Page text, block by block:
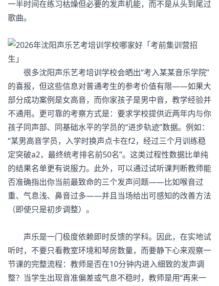
一半时间在练习枯燥但必要的发声机能，而不是从头到尾过
歌曲。
很多沈阳声乐艺考培训学校会晒出“考入某某音乐学院”
的喜报，但这些信息对普通考生的参考价值有限——如果大
部分成功案例是女高音，而你家孩子是男中音，教学经验并
不通用。更可靠的考察方式是：要求学校提供近两年内与你
孩子同声部、同基础水平的学员的“进步轨迹”数据。例如：
“某男高音学员，入学时换声点卡在f2，经过三个月训练稳
定突破a2，最终统考排名前50名”。这类过程性数据比单纯
的结果名单更有说服力。此外，可以通过试听课判断教师能
否准确指出你当前最致命的三个发声问题——比如喉音过
重、气息浅、鼻音过多——并且当场给出可感知的改善方法
（即使只是初步调整）。
声乐是一门极度依赖即时反馈的学科。因此，在实地试
听时，不要只看教室环境和琴房数量，而要静下心来观察一
节课的完整流程：教师是否在10分钟内进入细致的发声调
整？当学生出现音准偏差或气息不稳时，教师是用“再来一